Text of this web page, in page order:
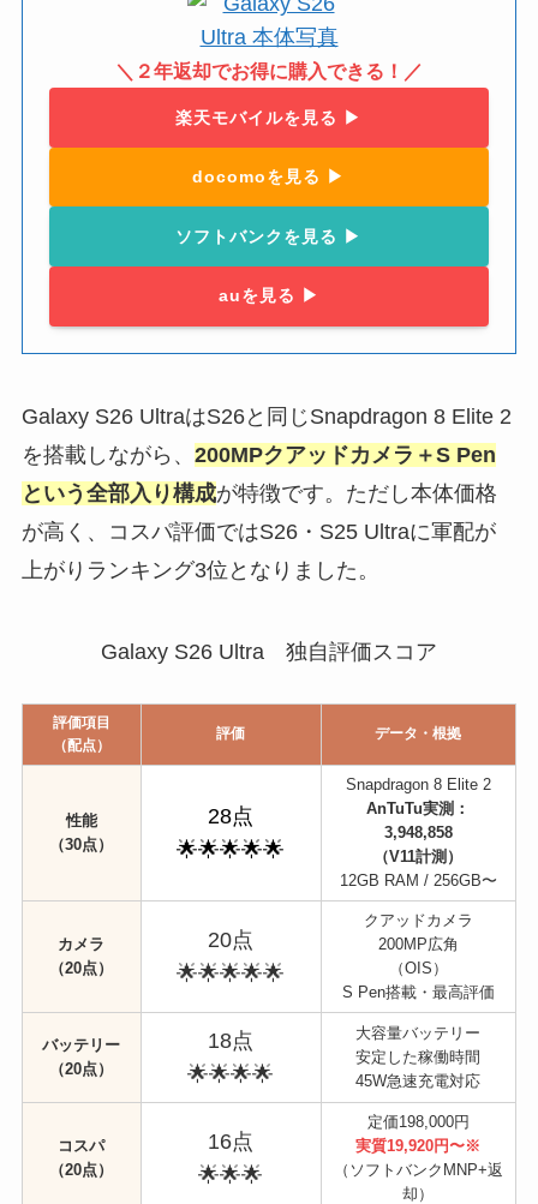
＼２年返却でお得に購入できる！／
楽天モバイルを見る ▶︎
docomoを見る ▶︎
ソフトバンクを見る ▶︎
auを見る ▶︎
Galaxy S26 UltraはS26と同じSnapdragon 8 Elite 2
を搭載しながら、 200MPクアッドカメラ＋S Pen
という全部入り構成が特徴です。ただし本体価格
が高く、コスパ評価ではS26・S25 Ultraに軍配が
上がりランキング3位となりました。
Galaxy S26 Ultra 独自評価スコア
評価項目
（配点）
評価 データ・根拠
性能
（30点）
28点
🌟🌟🌟🌟🌟
Snapdragon 8 Elite 2
AnTuTu実測：
3,948,858
（V11計測）
12GB RAM / 256GB〜
カメラ
（20点）
20点
🌟🌟🌟🌟🌟
クアッドカメラ
200MP広角
（OIS）
S Pen搭載・最高評価
バッテリー
（20点）
18点
🌟🌟🌟🌟
大容量バッテリー
安定した稼働時間
45W急速充電対応
コスパ
（20点）
16点
🌟🌟🌟
定価198,000円
実質19,920円〜※
（ソフトバンクMNP+返
却）